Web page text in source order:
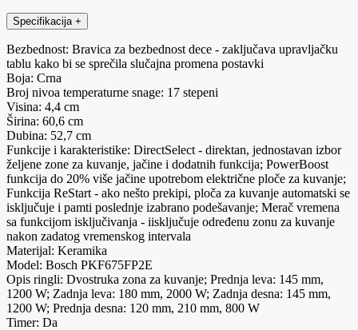
Specifikacija +
Bezbednost: Bravica za bezbednost dece - zaključava upravljačku
tablu kako bi se sprečila slučajna promena postavki
Boja: Crna
Broj nivoa temperaturne snage: 17 stepeni
Visina: 4,4 cm
Širina: 60,6 cm
Dubina: 52,7 cm
Funkcije i karakteristike: DirectSelect - direktan, jednostavan izbor
željene zone za kuvanje, jačine i dodatnih funkcija; PowerBoost
funkcija do 20% više jačine upotrebom električne ploče za kuvanje;
Funkcija ReStart - ako nešto prekipi, ploča za kuvanje automatski se
isključuje i pamti poslednje izabrano podešavanje; Merač vremena
sa funkcijom isključivanja - iisključuje određenu zonu za kuvanje
nakon zadatog vremenskog intervala
Materijal: Keramika
Model: Bosch PKF675FP2E
Opis ringli: Dvostruka zona za kuvanje; Prednja leva: 145 mm,
1200 W; Zadnja leva: 180 mm, 2000 W; Zadnja desna: 145 mm,
1200 W; Prednja desna: 120 mm, 210 mm, 800 W
Timer: Da